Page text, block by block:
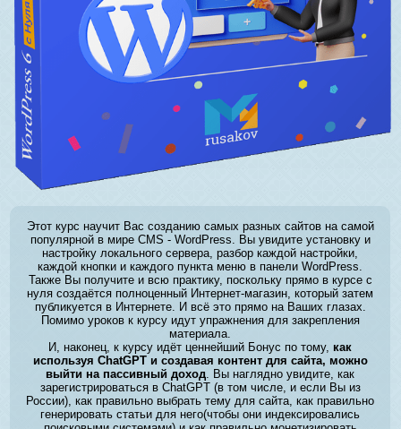
Этот курс научит Вас созданию самых разных сайтов на самой
популярной в мире CMS - WordPress. Вы увидите установку и
настройку локального сервера, разбор каждой настройки,
каждой кнопки и каждого пункта меню в панели WordPress.
Также Вы получите и всю практику, поскольку прямо в курсе с
нуля создаётся полноценный Интернет-магазин, который затем
публикуется в Интернете. И всё это прямо на Ваших глазах.
Помимо уроков к курсу идут упражнения для закрепления
материала.
И, наконец, к курсу идёт ценнейший Бонус по тому,как
используя ChatGPT и создавая контент для сайта, можно
выйти на пассивный доход. Вы наглядно увидите, как
зарегистрироваться в ChatGPT (в том числе, и если Вы из
России), как правильно выбрать тему для сайта, как правильно
генерировать статьи для него(чтобы они индексировались